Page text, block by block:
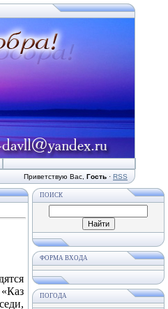
Приветствую Вас Гость · RSS
ПОИСК
ФОРМА ВХОДА
ПОГОДА